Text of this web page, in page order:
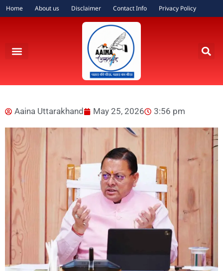
Home About us Disclaimer Contact Info Privacy Policy
Aaina Uttarakhand May 25, 2026 3:56 pm